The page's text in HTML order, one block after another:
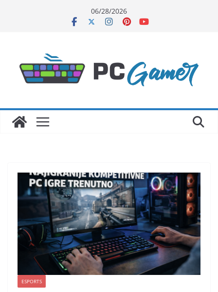
06/28/2026
ESPORTS